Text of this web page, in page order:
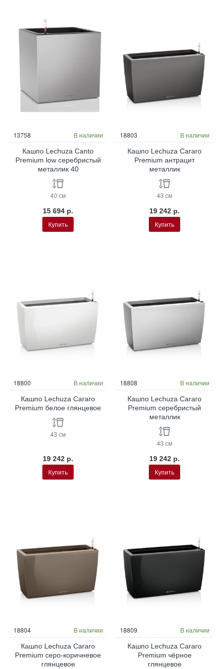
13758 В наличии
Кашпо Lechuza Canto
Premium low серебристый
металлик 40
40 см
15 694 р.
Купить
18803 В наличии
Кашпо Lechuza Cararo
Premium антрацит
металлик
43 см
19 242 р.
Купить
18800 В наличии
Кашпо Lechuza Cararo
Premium белое глянцевое
43 см
19 242 р.
Купить
18808 В наличии
Кашпо Lechuza Cararo
Premium серебристый
металлик
43 см
19 242 р.
Купить
18804 В наличии
Кашпо Lechuza Cararo
Premium серо-коричневое
глянцевое
18809 В наличии
Кашпо Lechuza Cararo
Premium чёрное
глянцевое